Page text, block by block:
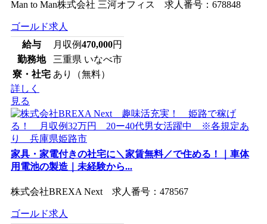
Man to Man株式会社 三河オフィス 求人番号：678848
ゴールド求人
給与
月収例470,000円
勤務地
三重県 いなべ市
寮・社宅 あり（無料）
詳しく
見る
家具・家電付きの社宅に＼家賃無料／で住める！｜車体
用電池の製造｜未経験から...
株式会社BREXA Next 求人番号：478567
ゴールド求人